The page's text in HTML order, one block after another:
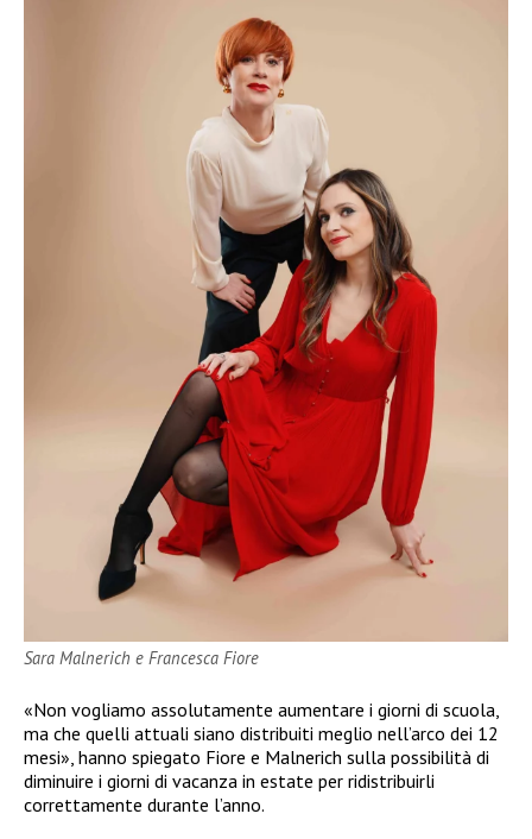
Sara Malnerich e Francesca Fiore
«Non vogliamo assolutamente aumentare i giorni di scuola,
ma che quelli attuali siano distribuiti meglio nell’arco dei 12
mesi», hanno spiegato Fiore e Malnerich sulla possibilità di
diminuire i giorni di vacanza in estate per ridistribuirli
correttamente durante l’anno.